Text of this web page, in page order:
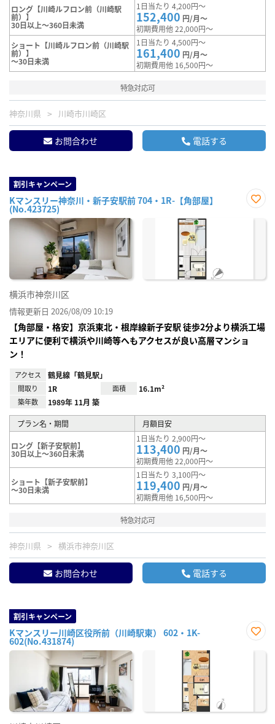
ロング【川崎ルフロン前（川崎駅
前）】
30日以上～360日未満
1日当たり 4,200円～
152,400 円/月～
初期費用他 22,000円～
ショート【川崎ルフロン前（川崎駅
前）】
～30日未満
1日当たり 4,500円～
161,400 円/月～
初期費用他 16,500円～
特急対応可
神奈川県 川崎市川崎区
お問合わせ 電話する
割引キャンペーン
Kマンスリー神奈川・新子安駅前 704・1R-【角部屋】
(No.423725)
に入
横浜市神奈川区
情報更新日 2026/08/09 10:19
【角部屋・格安】京浜東北・根岸線新子安駅 徒歩2分より横浜工場
エリアに便利で横浜や川崎等へもアクセスが良い高層マンショ
ン！
アクセス 鶴見線「鶴見駅」
間取り 1R 面積 16.1m²
築年数 1989年 11月 築
プラン名・期間 月額目安
ロング【新子安駅前】
30日以上～360日未満
1日当たり 2,900円～
113,400 円/月～
初期費用他 22,000円～
ショート【新子安駅前】
～30日未満
1日当たり 3,100円～
119,400 円/月～
初期費用他 16,500円～
特急対応可
神奈川県 横浜市神奈川区
お問合わせ 電話する
割引キャンペーン
Kマンスリー川崎区役所前（川崎駅東） 602・1K-
602(No.431874)
に入